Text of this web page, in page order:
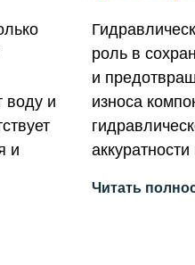
воду и
и
роль в
и
износа
Читать